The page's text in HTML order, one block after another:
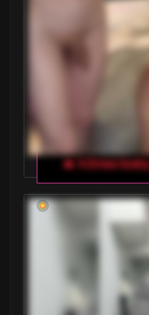
🔥 h3ntai-baby